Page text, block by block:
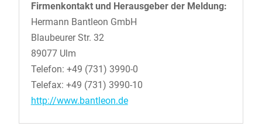
Firmenkontakt und Herausgeber der Meldung:
Hermann Bantleon GmbH
Blaubeurer Str. 32
89077 Ulm
Telefon: +49 (731) 3990-0
Telefax: +49 (731) 3990-10
http://www.bantleon.de